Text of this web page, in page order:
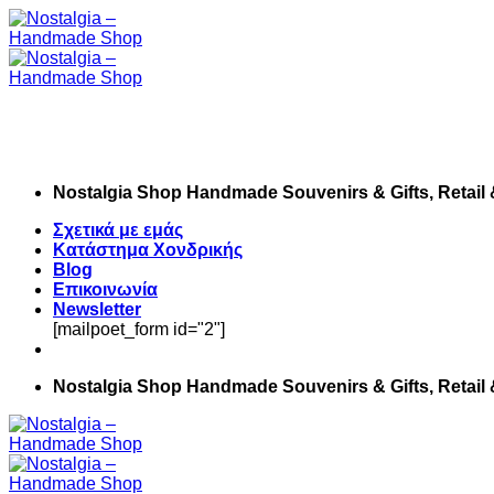
Skip
to
content
Nostalgia Shop Handmade Souvenirs & Gifts, Retail
Σχετικά με εμάς
Κατάστημα Χονδρικής
Blog
Επικοινωνία
Newsletter
[mailpoet_form id="2"]
Nostalgia Shop Handmade Souvenirs & Gifts, Retail